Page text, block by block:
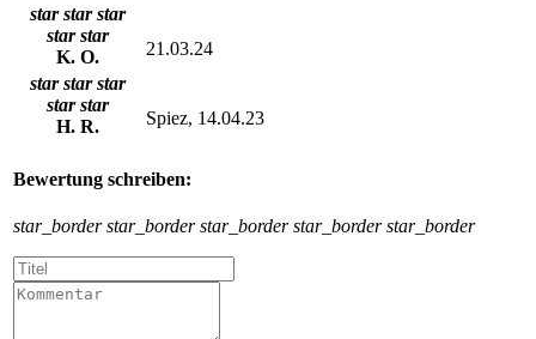
star star star
star star
K. O.
21.03.24
star star star
star star
H. R.
Spiez, 14.04.23
Bewertung schreiben:
star_border star_border star_border star_border star_border